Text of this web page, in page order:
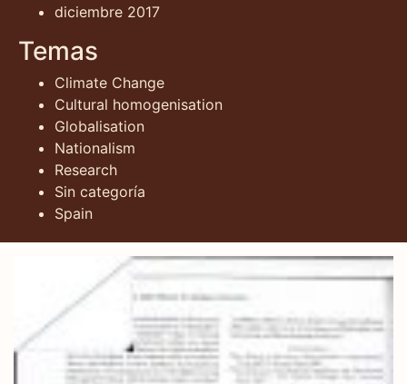
diciembre 2017
Temas
Climate Change
Cultural homogenisation
Globalisation
Nationalism
Research
Sin categoría
Spain